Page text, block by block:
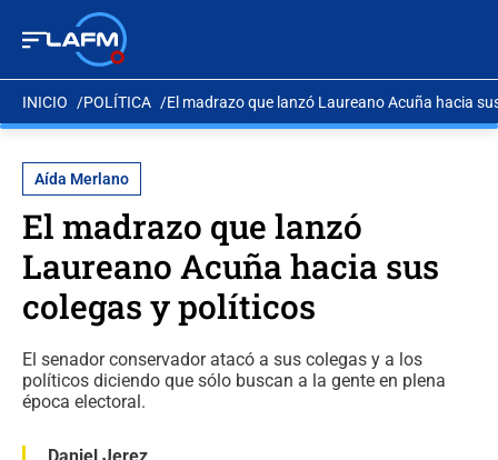
INICIO POLÍTICA El madrazo que lanzó Laureano Acuña hacia
Aída Merlano
El madrazo que lanzó
Laureano Acuña hacia sus
colegas y políticos
El senador conservador atacó a sus colegas y a los
políticos diciendo que sólo buscan a la gente en plena
época electoral.